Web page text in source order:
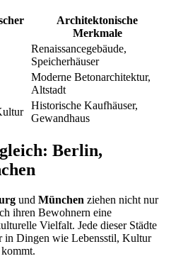
Architektonische
Merkmale
Renaissancegebäude,
Speicherhäuser
Moderne Betonarchitektur,
Altstadt
Historische Kaufhäuser,
Gewandhaus
Berlin,
und München ziehen nicht nur
ihren Bewohnern eine
Vielfalt. Jede dieser Städte
in Dingen wie Lebensstil, Kultur